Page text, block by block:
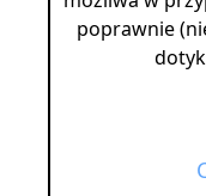
poprawnie